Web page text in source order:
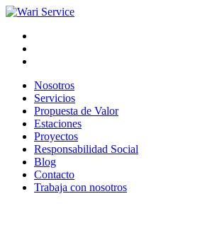
Nosotros
Servicios
Propuesta de Valor
Estaciones
Proyectos
Responsabilidad Social
Blog
Contacto
Trabaja con nosotros